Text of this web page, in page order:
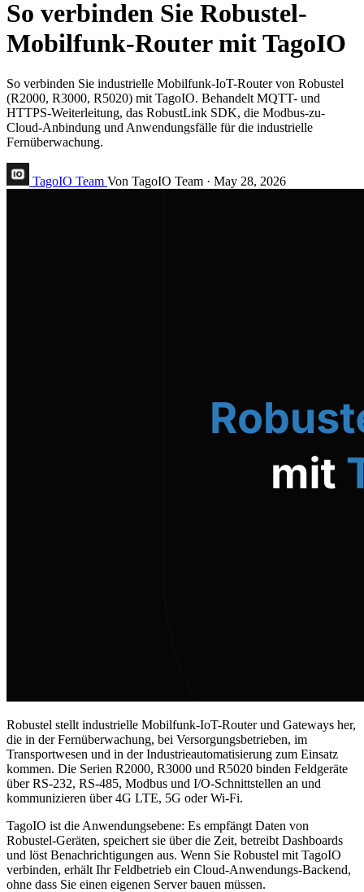
So verbinden Sie Robustel-
Mobilfunk-Router mit TagoIO
So verbinden Sie industrielle Mobilfunk-IoT-Router von Robustel
(R2000, R3000, R5020) mit TagoIO. Behandelt MQTT- und
HTTPS-Weiterleitung, das RobustLink SDK, die Modbus-zu-
Cloud-Anbindung und Anwendungsfälle für die industrielle
Fernüberwachung.
TagoIO Team Von TagoIO Team · May 28, 2026
Robustel stellt industrielle Mobilfunk-IoT-Router und Gateways her,
die in der Fernüberwachung, bei Versorgungsbetrieben, im
Transportwesen und in der Industrieautomatisierung zum Einsatz
kommen. Die Serien R2000, R3000 und R5020 binden Feldgeräte
über RS-232, RS-485, Modbus und I/O-Schnittstellen an und
kommunizieren über 4G LTE, 5G oder Wi-Fi.
TagoIO ist die Anwendungsebene: Es empfängt Daten von
Robustel-Geräten, speichert sie über die Zeit, betreibt Dashboards
und löst Benachrichtigungen aus. Wenn Sie Robustel mit TagoIO
verbinden, erhält Ihr Feldbetrieb ein Cloud-Anwendungs-Backend,
ohne dass Sie einen eigenen Server bauen müssen.